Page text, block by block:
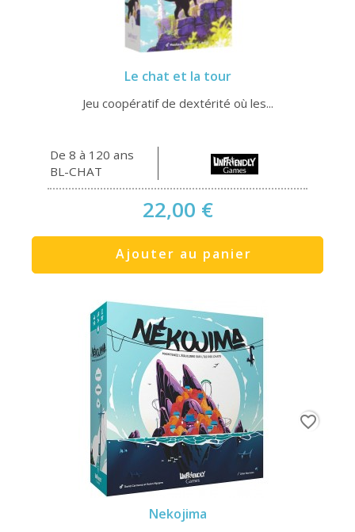
Le chat et la tour
Jeu coopératif de dextérité où les...
De 8 à 120 ans
BL-CHAT
22,00 €
Ajouter au panier
Nekojima
favorite_border